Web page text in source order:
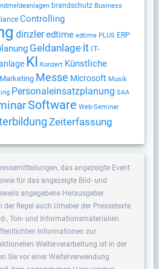
brandschutz Business
Controlling
dinzleredtime edtime PLUS ERP
Geldanlage it IT-
KI Konzert Künstliche
Marketing Messe Microsoft Musik
Personaleinsatzplanung SAA
Software Web-Seminar
Zeiterfassung
das angezeigte Event
für das angezeigte Bild- und
angegebene Herausgeber
Regel auch Urheber der Pressetexte
, Ton- und Informationsmaterialien.
Informationen zur
Weiterverarbeitung ist in der
Sie vor einer Weiterverwendung